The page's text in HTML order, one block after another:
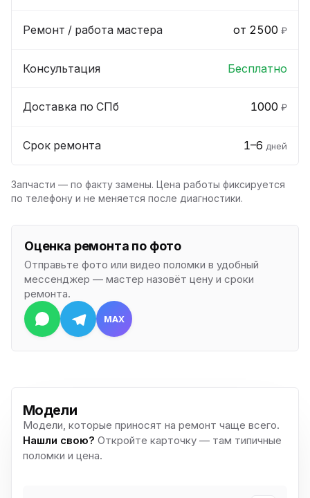
Ремонт / работа мастера от 2500 ₽
Консультация Бесплатно
Доставка по СПб 1000 ₽
Срок ремонта 1–6 дней
Запчасти — по факту замены. Цена работы фиксируется
по телефону и не меняется после диагностики.
Оценка ремонта по фото
Отправьте фото или видео поломки в удобный
мессенджер — мастер назовёт цену и сроки
ремонта.
MAX
Модели
Модели, которые приносят на ремонт чаще всего.
Нашли свою? Откройте карточку — там типичные
поломки и цена.